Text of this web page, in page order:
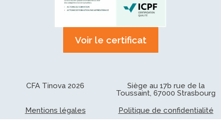
Voir le certificat
CFA Tinova 2026
Siège au 17b rue de la
Toussaint, 67000 Strasbourg
Mentions légales
Politique de confidentialité